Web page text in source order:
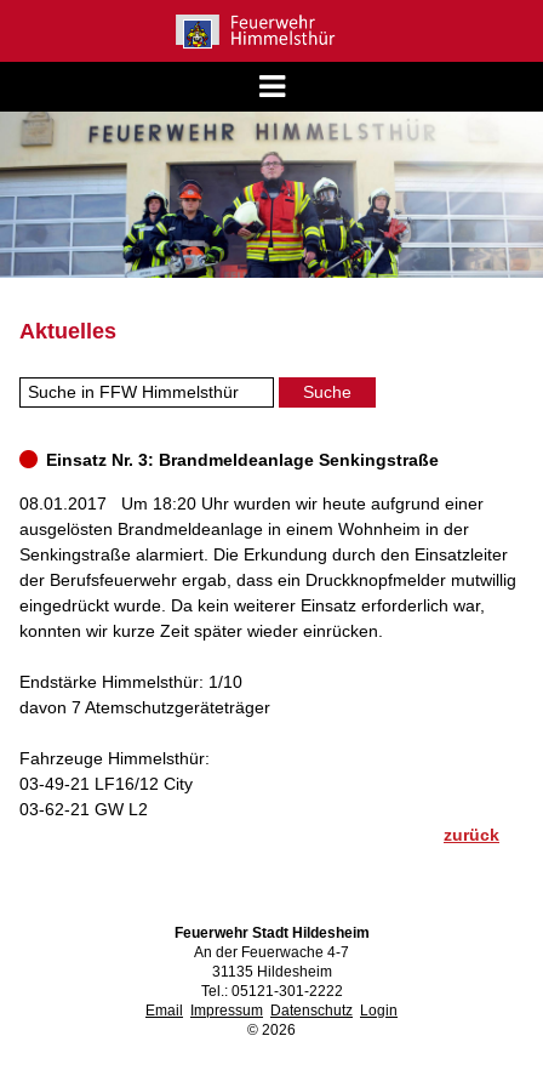
Aktuelles
Einsatz Nr. 3: Brandmeldeanlage Senkingstraße
08.01.2017 Um 18:20 Uhr wurden wir heute aufgrund einer
ausgelösten Brandmeldeanlage in einem Wohnheim in der
Senkingstraße alarmiert. Die Erkundung durch den Einsatzleiter
der Berufsfeuerwehr ergab, dass ein Druckknopfmelder mutwillig
eingedrückt wurde. Da kein weiterer Einsatz erforderlich war,
konnten wir kurze Zeit später wieder einrücken.
Endstärke Himmelsthür: 1/10
davon 7 Atemschutzgeräteträger
Fahrzeuge Himmelsthür:
03-49-21 LF16/12 City
03-62-21 GW L2
zurück
Feuerwehr Stadt Hildesheim
An der Feuerwache 4-7
31135 Hildesheim
Tel.: 05121-301-2222
Email Impressum Datenschutz Login
© 2026